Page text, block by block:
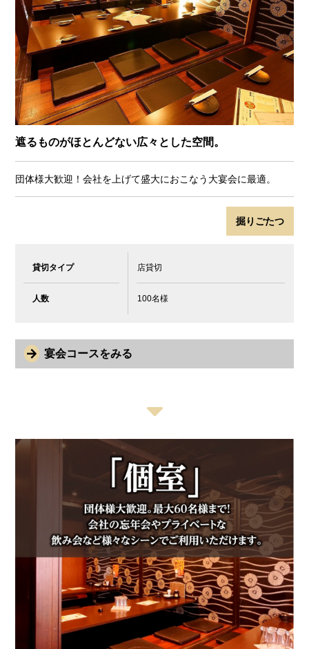
遮るものがほとんどない広々とした空間。
団体様大歓迎！会社を上げて盛大におこなう大宴会に最適。
掘りごたつ
貸切タイプ 店貸切
人数 100名様
宴会コースをみる